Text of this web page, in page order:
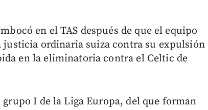
en el TAS después de que el equipo
ordinaria suiza contra su expulsión
en la eliminatoria contra el Celtic de
I de la Liga Europa, del que forman